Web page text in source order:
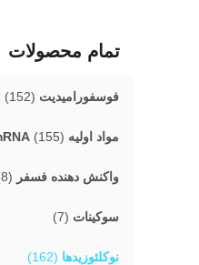
تمام محصولات
فوسفورامیدیت (152)
مواد اولیه mRNA (155)
واکنش دهنده فسفر (8)
سوکینات (7)
نوکلئوزیدها (162)